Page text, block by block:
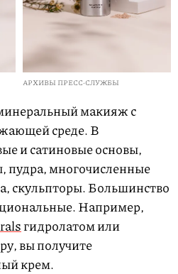
АРХИВЫ ПРЕСС-СЛУЖБЫ
макияж с
среде. В
и сатиновые основы,
пудра, многочисленные
скульпторы.Большинство
Например,
гидролатом или
вы получите
крем.